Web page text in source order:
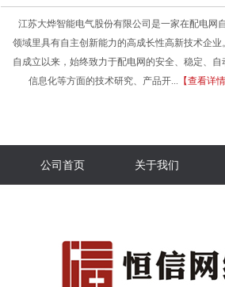
江苏大烨智能电气股份有限公司是一家在配电网
领域里具有自主创新能力的高成长性高新技术企业
自成立以来，始终致力于配电网的安全、稳定、自
信息化等方面的技术研究、产品开... 【查看详情
公司首页 关于我们